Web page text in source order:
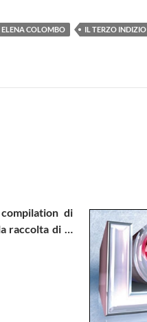
ELENA COLOMBO IL TERZO INDIZIO
di
raccolta di …